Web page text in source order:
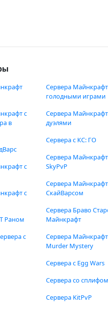
с
в
с
с
Раном
с
Сервера
голодными играми
Сервера
дуэлями
Сервера с КС: ГО
Сервера Майнкрафт
SkyPvP
Сервера
СкайВарсом
Сервера Браво
Майнкрафт
Сервера Майнкрафт
Murder Mystery
Сервера с Egg Wars
Сервера со сплифом
Сервера KitPvP